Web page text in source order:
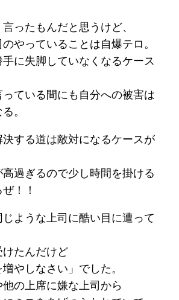
ったもんだと思うけど、
やっていることは自爆テロ。
に失脚していなくなるケース
ている間にも自分への被害は
。
決する道は敵対になるケースが
過ぎるので少し時間を掛ける
！！
ような上司に酷い目に遭って
たんだけど
やしなさい」でした。
の上席に嫌な上司から